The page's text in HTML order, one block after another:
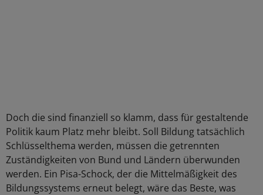
Doch die sind finanziell so klamm, dass für gestaltende
Politik kaum Platz mehr bleibt. Soll Bildung tatsächlich
Schlüsselthema werden, müssen die getrennten
Zuständigkeiten von Bund und Ländern überwunden
werden. Ein Pisa-Schock, der die Mittelmäßigkeit des
Bildungssystems erneut belegt, wäre das Beste, was